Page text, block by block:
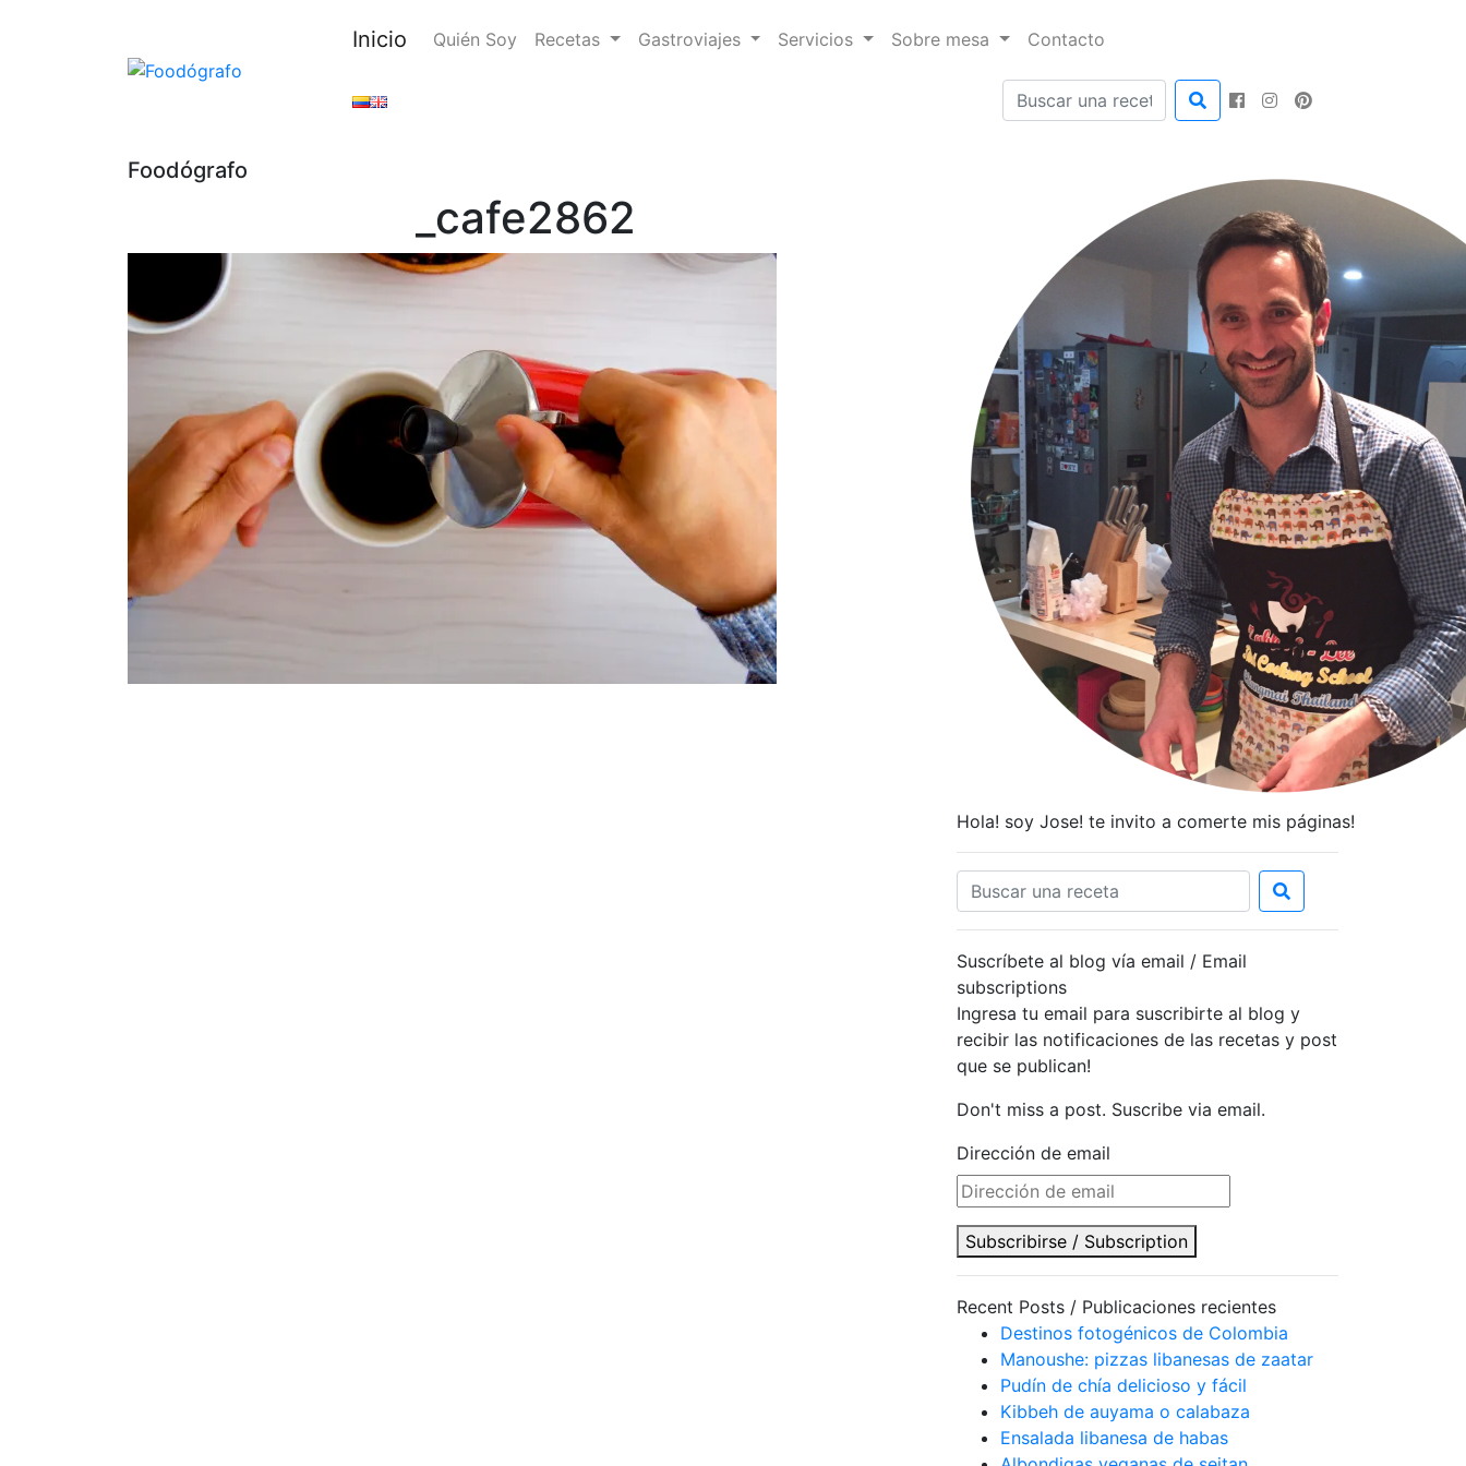
Inicio Quién Soy Recetas Gastroviajes Servicios Sobre mesa Contacto
Foodógrafo
_cafe2862
Hola! soy Jose! te invito a comerte mis páginas!
Suscríbete al blog vía email / Email
subscriptions
Ingresa tu email para suscribirte al blog y
recibir las notificaciones de las recetas y post
que se publican!
Don't miss a post. Suscribe via email.
Dirección de email
Subscribirse / Subscription
Recent Posts / Publicaciones recientes
Destinos fotogénicos de Colombia
Manoushe: pizzas libanesas de zaatar
Pudín de chía delicioso y fácil
Kibbeh de auyama o calabaza
Ensalada libanesa de habas